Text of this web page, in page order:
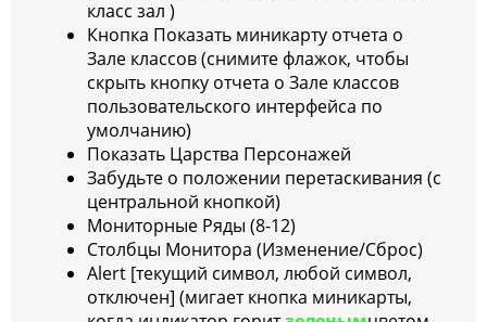
класс зал )
Кнопка Показать миникарту отчета о
Зале классов (снимите флажок, чтобы
скрыть кнопку отчета о Зале классов
пользовательского интерфейса по
умолчанию)
Показать Царства Персонажей
Забудьте о положении перетаскивания (с
центральной кнопкой)
Мониторные Ряды (8-12)
Столбцы Монитора (Изменение/Сброс)
Alert [текущий символ, любой символ,
отключен] (мигает кнопка миникарты,